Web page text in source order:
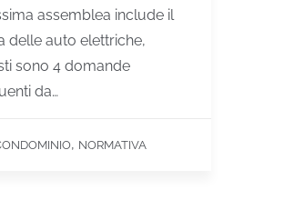
assemblea include il
delle auto elettriche,
sono 4 domande
da…
, NORMATIVA